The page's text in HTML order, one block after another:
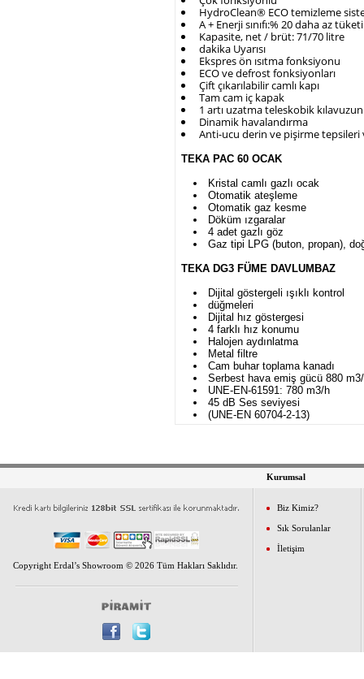
HydroClean® ECO temizleme
A + Enerji sınıfı:% 20 daha az
Kapasite, net / brüt: 71/70 litre
dakika Uyarısı
Ekspres ön ısıtma fonksiyonu
ECO ve defrost fonksiyonları
Çift çıkarılabilir camlı kapı
Tam cam iç kapak
1 artı uzatma teleskobik
Dinamik havalandırma
Anti-ucu derin ve pişirme tepsileri
TEKA PAC 60 OCAK
Kristal camlı gazlı ocak
Otomatik ateşleme
Otomatik gaz kesme
Döküm ızgaralar
4 adet gazlı göz
Gaz tipi LPG (buton, propan),
TEKA DG3 FÜME DAVLUMBAZ
Dijital göstergeli ışıklı kontrol
düğmeleri
Dijital hız göstergesi
4 farklı hız konumu
Halojen aydınlatma
Metal filtre
Cam buhar toplama kanadı
Serbest hava emiş gücü 880
UNE-EN-61591: 780 m3/h
45 dB Ses seviyesi
(UNE-EN 60704-2-13)
Copyright Erdal’s Showroom © 2026 Tüm Hakları Saklıdır.
Kurumsal
Biz Kimiz?
Sık Sorulanlar
İletişim